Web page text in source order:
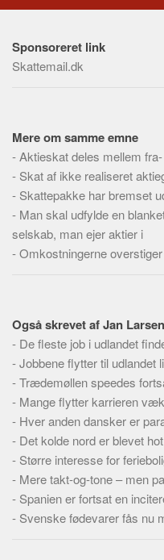
Social sikring og sundhed
Aspekter
Køb og salg
Jura og regler
Skatter og afgifter
Statistik
Meta
Dokumenttyper
Emner
Skribenter
Personer
Steder
Kilder
Om
Sponsoreret link
Skattemail.dk
Mere om samme emne
-Aktieskat deles mellem
- Skat af ikke realiseret
- Skattepakke har bremset
- Man skal udfylde en
selskab, man ejer aktier i
-Omkostningerne
Også skrevet af Jan Larsen
- De fleste job i udlandet
-Jobbene flytter til udlandet
-Trædemøllen speedes
- Mange flytter karrieren
- Hver anden dansker er
- Det kolde nord er blevet hot
- Større interesse for
- Mere takt-og-tone – men
- Spanien er fortsat en
- Svenske fødevarer fås nu